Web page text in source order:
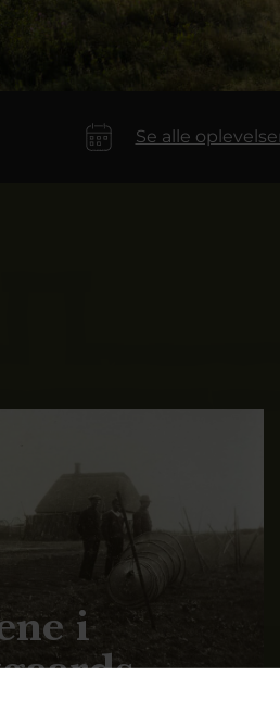
Se alle
i